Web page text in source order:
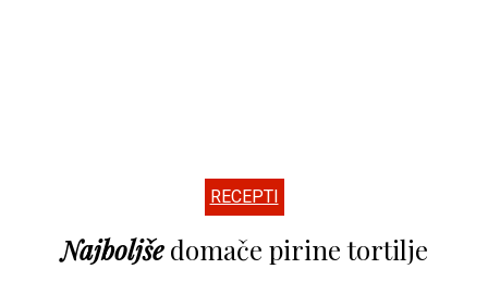
RECEPTI
Najboljšedomače pirine tortilje